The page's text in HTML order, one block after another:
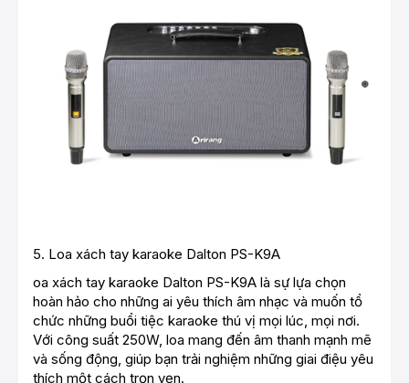
5. Loa xách tay karaoke Dalton PS-K9A
oa xách tay karaoke Dalton PS-K9A là sự lựa chọn
hoàn hảo cho những ai yêu thích âm nhạc và muốn tổ
chức những buổi tiệc karaoke thú vị mọi lúc, mọi nơi.
Với công suất 250W, loa mang đến âm thanh mạnh mẽ
và sống động, giúp bạn trải nghiệm những giai điệu yêu
thích một cách trọn vẹn.